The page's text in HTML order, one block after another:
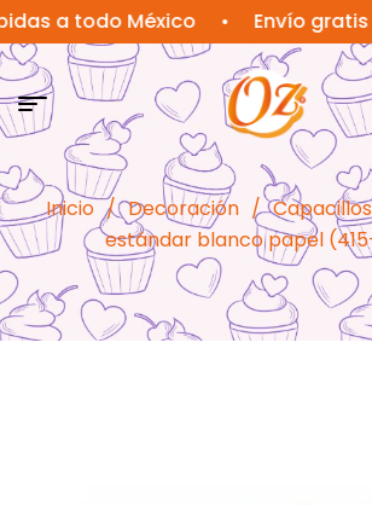
todo México • Envío gratis en
Inicio / Decoración / Capacillos
estándar blanco papel